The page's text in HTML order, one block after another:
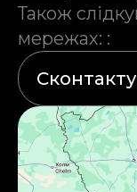
Також
мережах: :